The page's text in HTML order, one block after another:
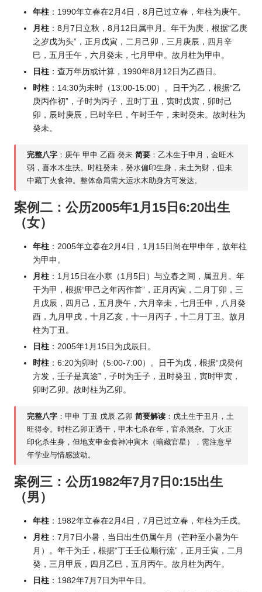
年柱 ：1990年立春在2月4日，8月已过立春，年柱为庚午。
月柱 ：8月7日立秋，8月12日属申月。年干为庚，根据“乙庚
之岁戊为头”，正月戊寅，二月己卯，三月庚辰，四月辛
巳，五月壬午，六月癸未，七月甲申。故月柱为甲申。
日柱 ：查万年历或计算，1990年8月12日为乙酉日。
时柱 ：14:30为未时（13:00-15:00）。日干为乙，根据“乙
庚丙作初”，子时为丙子，丑时丁丑，寅时戊寅，卯时己
卯，辰时庚辰，巳时辛巳，午时壬午，未时癸未。故时柱为
癸未。
完整八字 ：庚午 甲申 乙酉 癸未简要 ：乙木生于申月，金旺木
弱，喜水木生扶。时柱癸未，癸水偏印生身，未土为财，但未
中藏丁火食神。整体命局需大运水木助身方可发达。
案例二：公历2005年1月15日6:20出生
（女）
年柱 ：2005年立春在2月4日，1月15日尚在甲申年，故年柱
为甲申。
月柱 ：1月15日在小寒（1月5日）与立春之间，属丑月。年
干为甲，根据“甲己之年丙作首”，正月丙寅，二月丁卯，三
月戊辰，四月己，五月庚午，六月辛未，七月壬申，八月癸
酉，九月甲戌，十月乙亥，十一月丙子，十二月丁丑。故月
柱为丁丑。
日柱 ：2005年1月15日为戊辰日。
时柱 ：6:20为卯时（5:00-7:00）。日干为戊，根据“戊癸何
方发，壬子是真途”，子时为壬子，丑时癸丑，寅时甲寅，
卯时乙卯。故时柱为乙卯。
完整八字 ：甲申 丁丑 戊辰 乙卯简要解读 ：戊土生于丑月，土
旺得令。时柱乙卯正透干，甲木七杀在年，官杀混杂。丁火正
印化杀生身，但地支申金食神冲寅木（暗藏官星），需注意早
年学业与情感波动。
案例三：公历1982年7月7日0:15出生
（男）
年柱 ：1982年立春在2月4日，7月已过立春，年柱为壬戌。
月柱 ：7月7日小暑，当日出生仍属午月（芒种至小暑为午
月）。年干为壬，根据“丁壬壬位顺行流”，正月壬寅，二月
癸，三月甲辰，四月乙巳，五月丙午。故月柱为丙午。
日柱 ：1982年7月7日为甲午日。